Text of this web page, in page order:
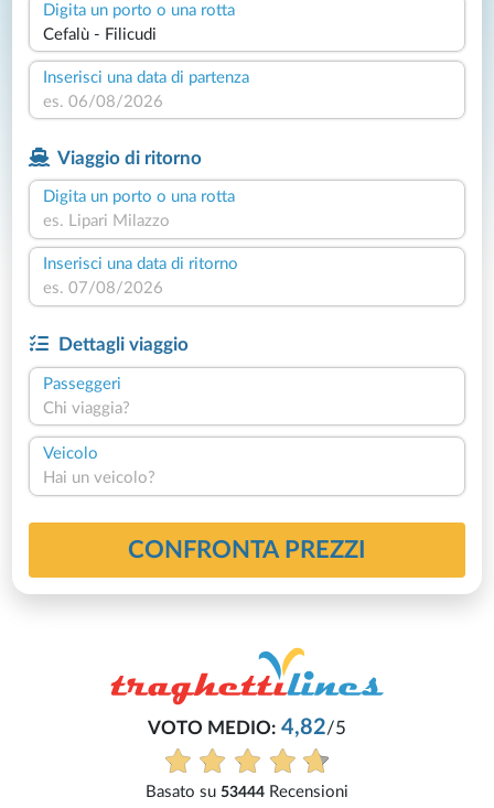
Digita un porto o una rotta
Inserisci una data di partenza
Viaggio di ritorno
Digita un porto o una rotta
Inserisci una data di ritorno
Dettagli viaggio
Passeggeri
Chi viaggia?
Veicolo
Hai un veicolo?
CONFRONTA PREZZI
VOTO MEDIO: 4,82/5
Basato su 53444 Recensioni